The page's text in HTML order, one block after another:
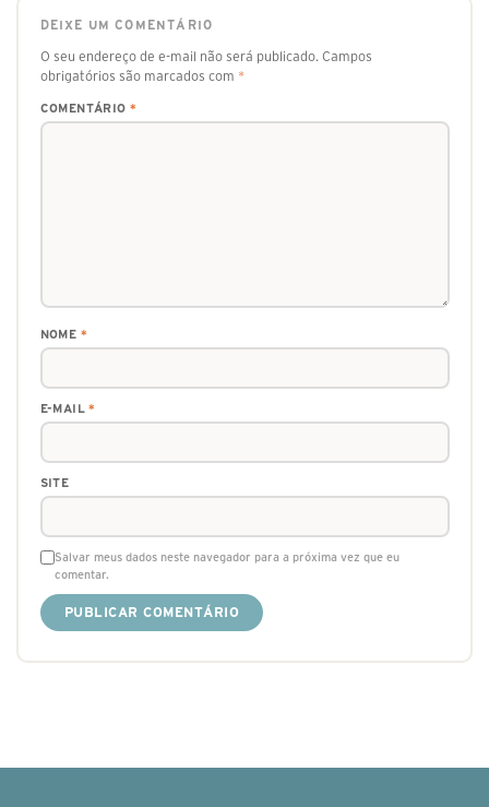
DEIXE UM COMENTÁRIO
O seu endereço de e-mail não será publicado. Campos
obrigatórios são marcados com *
COMENTÁRIO *
NOME *
E-MAIL*
SITE
Salvar meus dados neste navegador para a próxima vez que eu
comentar.